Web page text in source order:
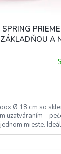
A
Ø 18 cm so
uzatváraním –
mieste.